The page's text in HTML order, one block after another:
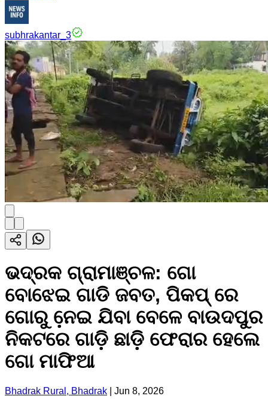
subhrakantar_3
ଭଦ୍ରକ ଗ୍ରାମାଞ୍ଚଳ: ଗୋ
ବୋଝେଇ ଗାଡି ଜବତ, ପିକପ୍ ରେ
ଗୋରୁ ନେ଼ଇ ଯିବା ବେଳେ ବାଉଦପୁର
ନିକଟରେ ଗାଡ଼ି ଛାଡ଼ି ଫେରାର ହେଲେ
ଗୋ ମାଫିଆ
Bhadrak Rural, Bhadrak Jun 8, 2026